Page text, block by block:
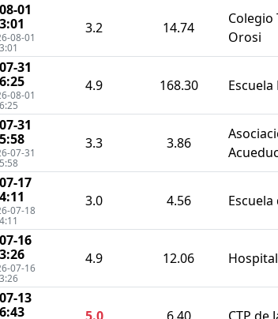
01
08-01
3.2 14.74
Colegio
Orosi
31
08-01
4.9 168.30
31
07-31
3.3 3.86
17
07-18
3.0 4.56
16
07-16
4.9 12.06
13